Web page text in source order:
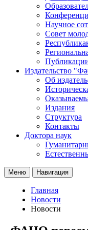
Научное
Совет
Издательство
Об
Издания
Структура
Контакты
Доктора наук
Меню Навигация
Главная
Новости
Новости